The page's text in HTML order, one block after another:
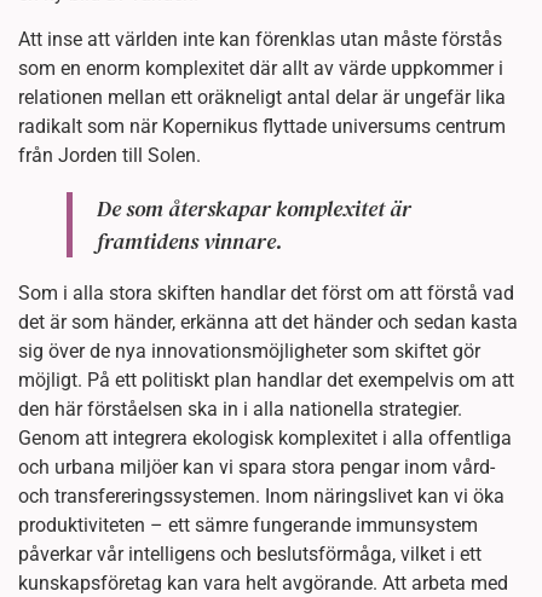
Att inse att världen inte kan förenklas utan måste förstås
som en enorm komplexitet där allt av värde uppkommer i
relationen mellan ett oräkneligt antal delar är ungefär lika
radikalt som när Kopernikus flyttade universums centrum
från Jorden till Solen.
De som återskapar komplexitet är
framtidens vinnare.
Som i alla stora skiften handlar det först om att förstå vad
det är som händer, erkänna att det händer och sedan kasta
sig över de nya innovationsmöjligheter som skiftet gör
möjligt. På ett politiskt plan handlar det exempelvis om att
den här förståelsen ska in i alla nationella strategier.
Genom att integrera ekologisk komplexitet i alla offentliga
och urbana miljöer kan vi spara stora pengar inom vård-
och transfereringssystemen. Inom näringslivet kan vi öka
produktiviteten – ett sämre fungerande immunsystem
påverkar vår intelligens och beslutsförmåga, vilket i ett
kunskapsföretag kan vara helt avgörande. Att arbeta med